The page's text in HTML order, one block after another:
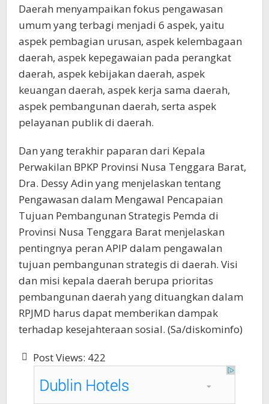
Daerah menyampaikan fokus pengawasan
umum yang terbagi menjadi 6 aspek, yaitu
aspek pembagian urusan, aspek kelembagaan
daerah, aspek kepegawaian pada perangkat
daerah, aspek kebijakan daerah, aspek
keuangan daerah, aspek kerja sama daerah,
aspek pembangunan daerah, serta aspek
pelayanan publik di daerah.
Dan yang terakhir paparan dari Kepala
Perwakilan BPKP Provinsi Nusa Tenggara Barat,
Dra. Dessy Adin yang menjelaskan tentang
Pengawasan dalam Mengawal Pencapaian
Tujuan Pembangunan Strategis Pemda di
Provinsi Nusa Tenggara Barat menjelaskan
pentingnya peran APIP dalam pengawalan
tujuan pembangunan strategis di daerah. Visi
dan misi kepala daerah berupa prioritas
pembangunan daerah yang dituangkan dalam
RPJMD harus dapat memberikan dampak
terhadap kesejahteraan sosial. (Sa/diskominfo)
Post Views: 422